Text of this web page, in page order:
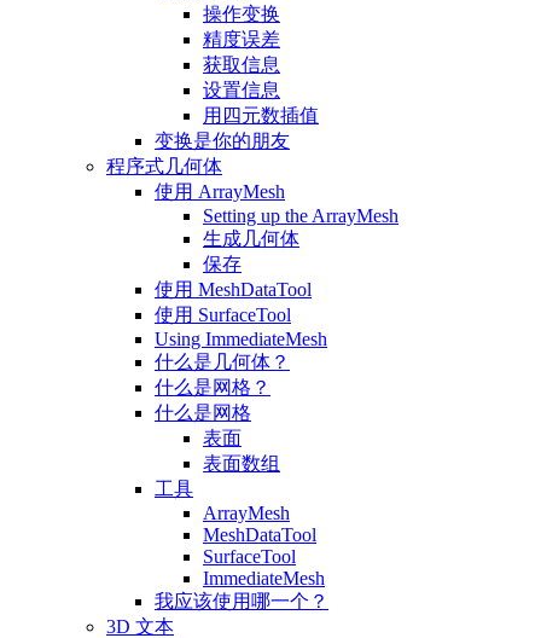
操作变换
精度误差
获取信息
设置信息
用四元数插值
变换是你的朋友
程序式几何体
使用 ArrayMesh
Setting up the ArrayMesh
生成几何体
保存
使用 MeshDataTool
使用 SurfaceTool
Using ImmediateMesh
什么是几何体？
什么是网格？
什么是网格
表面
表面数组
工具
ArrayMesh
MeshDataTool
SurfaceTool
ImmediateMesh
我应该使用哪一个？
3D 文本